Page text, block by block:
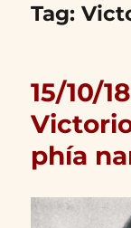
Tag:
15/10/
phía